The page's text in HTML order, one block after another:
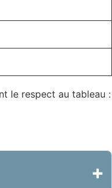
le respect au tableau :
+